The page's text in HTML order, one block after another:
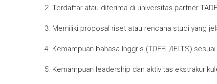
Terdaftar atau diterima di universitas partner
Memiliki proposal riset atau rencana studi yang
Kemampuan bahasa Inggris (TOEFL/IELTS)
Kemampuan leadership dan aktivitas